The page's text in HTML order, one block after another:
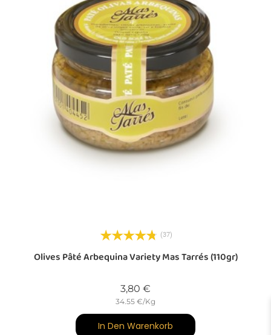
(37)
Olives Pâté Arbequina Variety Mas Tarrés (110gr)
3,80 €
34.55 €/Kg
In Den Warenkorb